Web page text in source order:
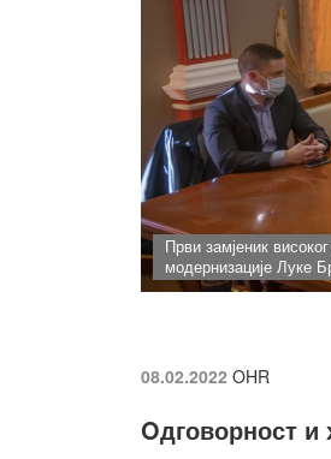
Први замјеник
модернизације Луке
08.02.2022 OHR
Oдговорност